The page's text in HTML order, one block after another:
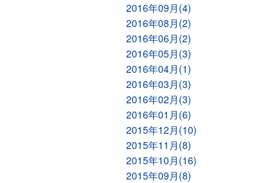
2016年09月(4)
2016年08月(2)
2016年06月(2)
2016年05月(3)
2016年04月(1)
2016年03月(3)
2016年02月(3)
2016年01月(6)
2015年12月(10)
2015年11月(8)
2015年10月(16)
2015年09月(8)